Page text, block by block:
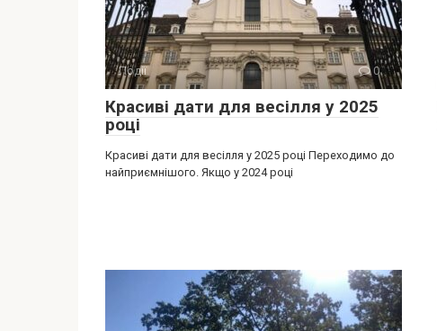
Події 0
Красиві дати для весілля у 2025
році
Красиві дати для весілля у 2025 році Переходимо до
найприємнішого. Якщо у 2024 році